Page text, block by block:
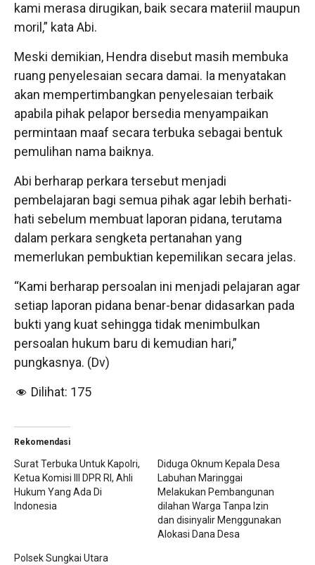
kami merasa dirugikan, baik secara materiil maupun
moril,” kata Abi.
Meski demikian, Hendra disebut masih membuka
ruang penyelesaian secara damai. Ia menyatakan
akan mempertimbangkan penyelesaian terbaik
apabila pihak pelapor bersedia menyampaikan
permintaan maaf secara terbuka sebagai bentuk
pemulihan nama baiknya.
Abi berharap perkara tersebut menjadi
pembelajaran bagi semua pihak agar lebih berhati-
hati sebelum membuat laporan pidana, terutama
dalam perkara sengketa pertanahan yang
memerlukan pembuktian kepemilikan secara jelas.
“Kami berharap persoalan ini menjadi pelajaran agar
setiap laporan pidana benar-benar didasarkan pada
bukti yang kuat sehingga tidak menimbulkan
persoalan hukum baru di kemudian hari,”
pungkasnya. (Dv)
Dilihat: 175
Rekomendasi
Surat Terbuka Untuk Kapolri,
Ketua Komisi III DPR RI, Ahli
Hukum Yang Ada Di
Indonesia
Diduga Oknum Kepala Desa
Labuhan Maringgai
Melakukan Pembangunan
dilahan Warga Tanpa Izin
dan disinyalir Menggunakan
Alokasi Dana Desa
Polsek Sungkai Utara